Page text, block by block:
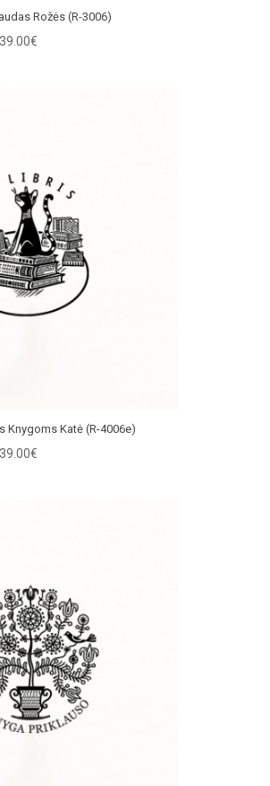
Rožės (R-3006)
39.00€
Knygoms Katė (R-4006e)
39.00€